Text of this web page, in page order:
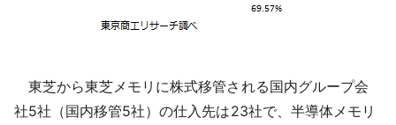
東芝から東芝メモリに株式移管される国内グループ会
社5社（国内移管5社）の仕入先は23社で、半導体メモリ